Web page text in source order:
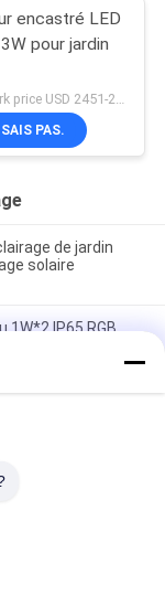
encastré LED
pour jardin
FOB/Ex-work price USD 2451-2510 MOQ:MOQ1
PAS.
de jardin
solaire
1W*2 IP65 RGB
le bas